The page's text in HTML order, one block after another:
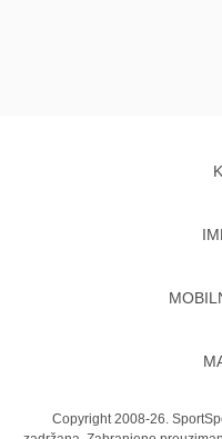
Copyright 2008-26.